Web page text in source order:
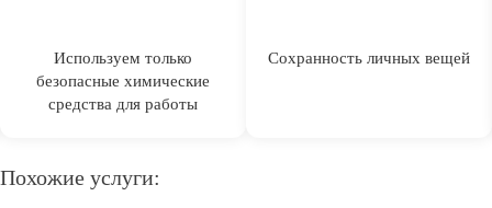
Используем только
безопасные химические
средства для работы
Сохранность личных вещей
Похожие услуги: